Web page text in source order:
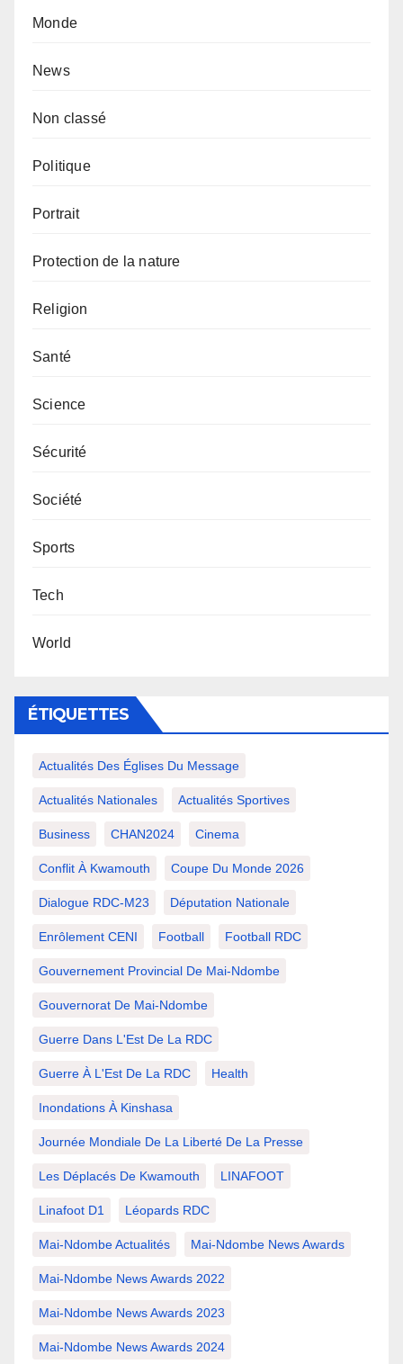
Monde
News
Non classé
Politique
Portrait
Protection de la nature
Religion
Santé
Science
Sécurité
Société
Sports
Tech
World
ÉTIQUETTES
Actualités Des Églises Du Message
Actualités Nationales Actualités Sportives
Business CHAN2024 Cinema
Conflit À Kwamouth Coupe Du Monde 2026
Dialogue RDC-M23 Députation Nationale
Enrôlement CENI Football Football RDC
Gouvernement Provincial De Mai-Ndombe
Gouvernorat De Mai-Ndombe
Guerre Dans L'Est De La RDC
Guerre À L'Est De La RDC Health
Inondations À Kinshasa
Journée Mondiale De La Liberté De La Presse
Les Déplacés De Kwamouth LINAFOOT
Linafoot D1 Léopards RDC
Mai-Ndombe Actualités Mai-Ndombe News Awards
Mai-Ndombe News Awards 2022
Mai-Ndombe News Awards 2023
Mai-Ndombe News Awards 2024